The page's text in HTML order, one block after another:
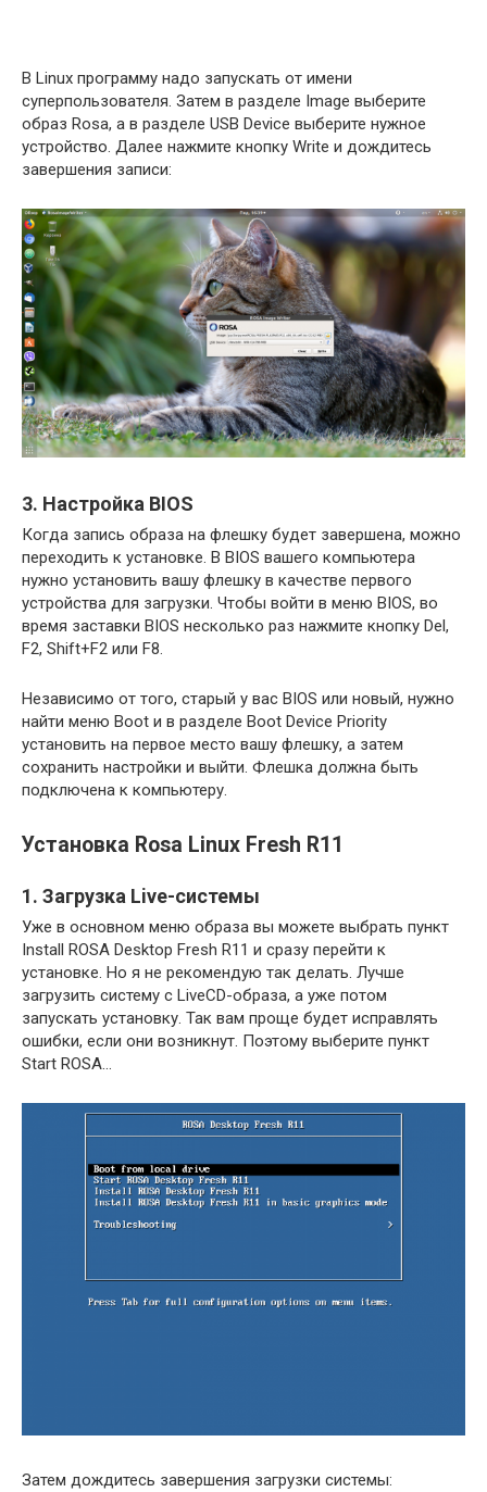
В Linux программу надо запускать от имени
суперпользователя. Затем в разделе Image выберите
образ Rosa, а в разделе USB Device выберите нужное
устройство. Далее нажмите кнопку Write и дождитесь
завершения записи:
3. Настройка BIOS
Когда запись образа на флешку будет завершена, можно
переходить к установке. В BIOS вашего компьютера
нужно установить вашу флешку в качестве первого
устройства для загрузки. Чтобы войти в меню BIOS, во
время заставки BIOS несколько раз нажмите кнопку Del,
F2, Shift+F2 или F8.
Независимо от того, старый у вас BIOS или новый, нужно
найти меню Boot и в разделе Boot Device Priority
установить на первое место вашу флешку, а затем
сохранить настройки и выйти. Флешка должна быть
подключена к компьютеру.
Установка Rosa Linux Fresh R11
1. Загрузка Live-системы
Уже в основном меню образа вы можете выбрать пункт
Install ROSA Desktop Fresh R11 и сразу перейти к
установке. Но я не рекомендую так делать. Лучше
загрузить систему с LiveCD-образа, а уже потом
запускать установку. Так вам проще будет исправлять
ошибки, если они возникнут. Поэтому выберите пункт
Start ROSA…
Затем дождитесь завершения загрузки системы: